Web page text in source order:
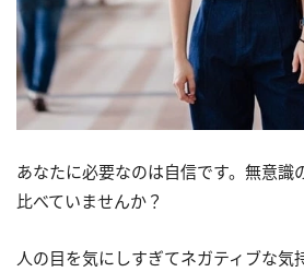
あなたに必要なのは自信です。無意識
比べていませんか？
人の目を気にしすぎてネガティブな気